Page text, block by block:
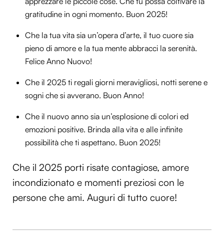
gratitudine in ogni momento. Buon 2025!
Che la tua vita sia un’opera d’arte, il tuo cuore sia
pieno di amore e la tua mente abbracci la serenità.
Felice Anno Nuovo!
Che il 2025 ti regali giorni meravigliosi, notti serene e
sogni che si avverano. Buon Anno!
Che il nuovo anno sia un’esplosione di colori ed
emozioni positive. Brinda alla vita e alle infinite
possibilità che ti aspettano. Buon 2025!
Che il 2025 porti risate contagiose, amore
incondizionato e momenti preziosi con le
persone che ami. Auguri di tutto cuore!